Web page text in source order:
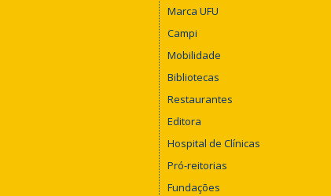
Marca UFU
Campi
Mobilidade
Bibliotecas
Restaurantes
Editora
Hospital de Clínicas
Pró-reitorias
Fundações